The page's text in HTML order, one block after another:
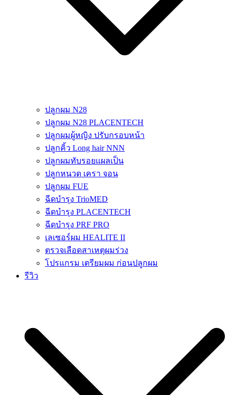
ปลูกผม N28
ปลูกผม N28 PLACENTECH
ปลูกผมผู้หญิง ปรับกรอบหน้า
ปลูกคิ้ว Long hair NNN
ปลูกผมทับรอยแผลเป็น
ปลูกหนวด เครา จอน
ปลูกผม FUE
ฉีดบำรุง TrioMED
ฉีดบำรุง PLACENTECH
ฉีดบำรุง PRF PRO
เลเซอร์ผม HEALITE II
ตรวจเลือดสาเหตุผมร่วง
โปรแกรม เตรียมผม ก่อนปลูกผม
รีวิว